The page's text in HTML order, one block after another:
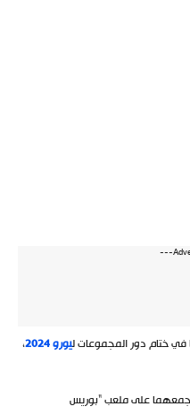
ختام دور المجموعات ليورو 2024
،
في اللقاء الذي جمعهما على ملعب “بوريس